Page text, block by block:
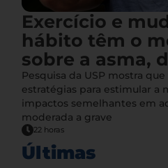
Exercício e
hábito têm o
sobre a asma,
Pesquisa da USP mostra
estratégias para estimular a
impactos semelhantes em
moderada a grave
22 horas
Últimas